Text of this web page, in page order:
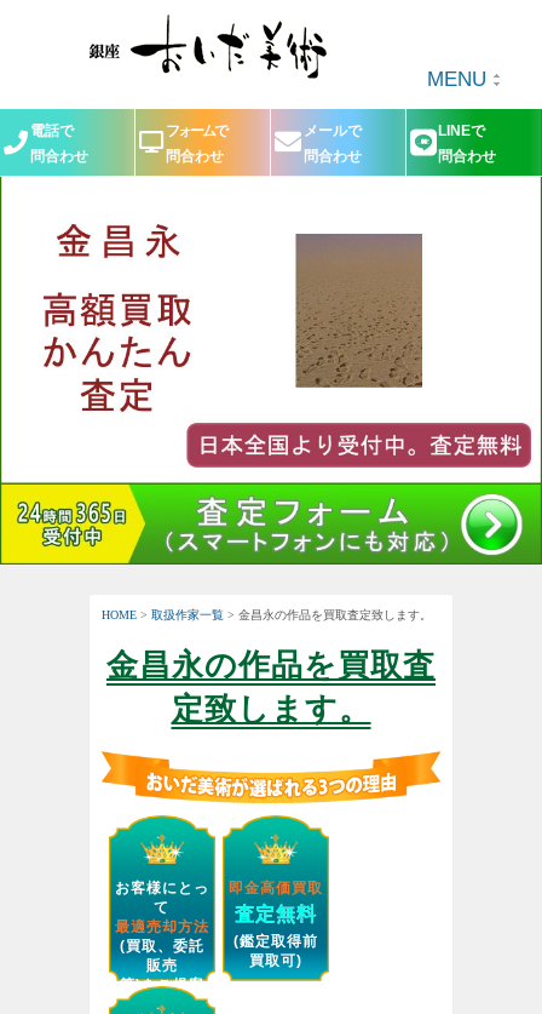
MENU
電話で
問合わせ
フォームで
問合わせ
メールで
問合わせ
LINEで
問合わせ
HOME > 取扱作家一覧 > 金昌永の作品を買取査定致します。
金昌永の作品を買取査
定致します。
お客様にとっ
て
最適売却方法
(買取、委託
販売
等)をご提案
します。
即金高価買取
査定無料
(鑑定取得前
買取可)